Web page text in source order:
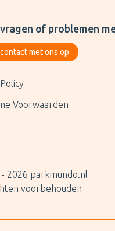
of problemen
met ons op
Voorwaarden
2026 parkmundo.nl
voorbehouden